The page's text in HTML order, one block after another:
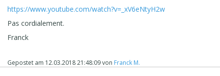
prendrais plus part.
Jeperd trop de temps dans des explications
Si Incomedia ne fait rien dans le bons sens, il faut juste
https://www.youtube.com/watch?v=_xV6eNtyH2w
Pas cordialement.
Franck
Gepostet am 12.03.2018 21:48:09von Franck M.